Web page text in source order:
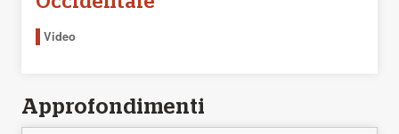
Video
Approfondimenti